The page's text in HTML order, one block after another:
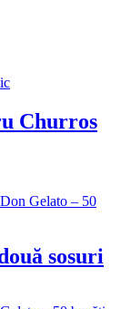
Churros
sosuri